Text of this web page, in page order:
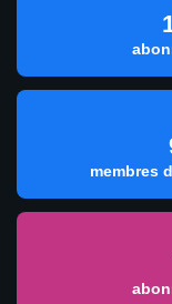
membres